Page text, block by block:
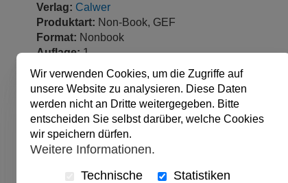
Verlag: Calwer
Produktart: Non-Book, GEF
Format: Nonbook
Auflage:1
Sprache:
Deutsch
veröffentlicht:
15.04.2003
Ursprungsland: Deutschland
Illustration:farb.
Abmessungen:
Wir verwenden Cookies, um die Zugriffe auf
unsere Website zu analysieren. Diese Daten
werden nicht an Dritte weitergegeben. Bitte
entscheiden Sie selbst darüber, welche Cookies
wir speichern dürfen.
Weitere Informationen.
Technische
Statistiken